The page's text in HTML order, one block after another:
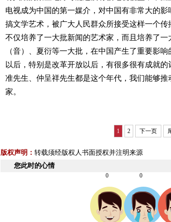
电视成为中国的第一媒介，对中国有非常大的
搞文学艺术，被广大人民群众所接受这样一个传
不仅培养了一大批新闻的艺术家，而且培养了
（音）、夏衍等一大批，在中国产生了重要影
以后，特别是改革开放以后，有很多很有成就
准先生、仲呈祥先生都是这个年代，我们能够
家。
1 2 下一页
版权声明： 转载须经版权人书面授权并注明来源
您此时的心情
0
0